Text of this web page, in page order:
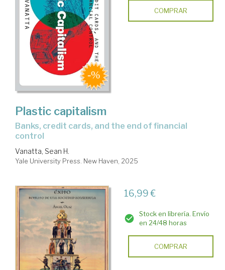
COMPRAR
Plastic capitalism
banks, credit cards, and the end of financial
control
Vanatta, Sean H.
Yale University Press. New Haven, 2025
16,99 €
Stock en librería. Envío
en 24/48 horas
COMPRAR